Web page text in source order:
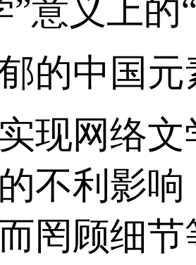
”意义上
中国元
网络文
不利影
罔顾细